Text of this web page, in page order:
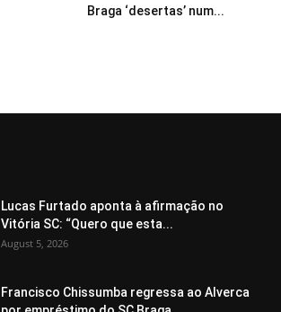
Braga ‘desertas’ num...
Lucas Furtado aponta à afirmação no
Vitória SC: “Quero que esta...
August 5, 2026
Francisco Chissumba regressa ao Alverca